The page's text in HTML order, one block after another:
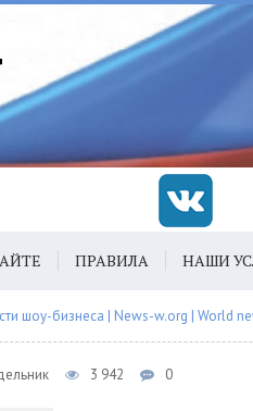
ПРАВИЛА НАШИ
шоу-бизнеса | News-w.org | World
3 942 0